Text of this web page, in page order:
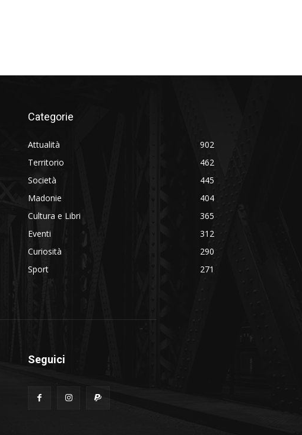
Categorie
Attualità
902
Territorio
462
Società
445
Madonie
404
Cultura e Libri
365
Eventi
312
Curiosità
290
Sport
271
Seguici